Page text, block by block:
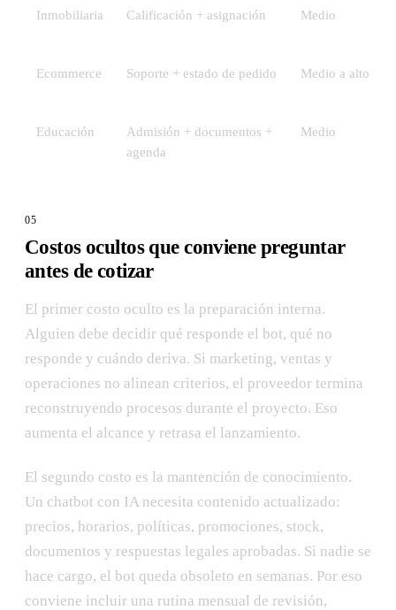
Inmobiliaria Calificación + asignación Medio
Ecommerce Soporte + estado de pedido Medio a alto
Educación
Admisión + documentos +
agenda
Medio
Costos ocultos que conviene preguntar
antes de cotizar
El primer costo oculto es la preparación interna.
Alguien debe decidir qué responde el bot, qué no
responde y cuándo deriva. Si marketing, ventas y
operaciones no alinean criterios, el proveedor termina
reconstruyendo procesos durante el proyecto. Eso
aumenta el alcance y retrasa el lanzamiento.
El segundo costo es la mantención de conocimiento.
Un chatbot con IA necesita contenido actualizado:
precios, horarios, políticas, promociones, stock,
documentos y respuestas legales aprobadas. Si nadie se
hace cargo, el bot queda obsoleto en semanas. Por eso
conviene incluir una rutina mensual de revisión,